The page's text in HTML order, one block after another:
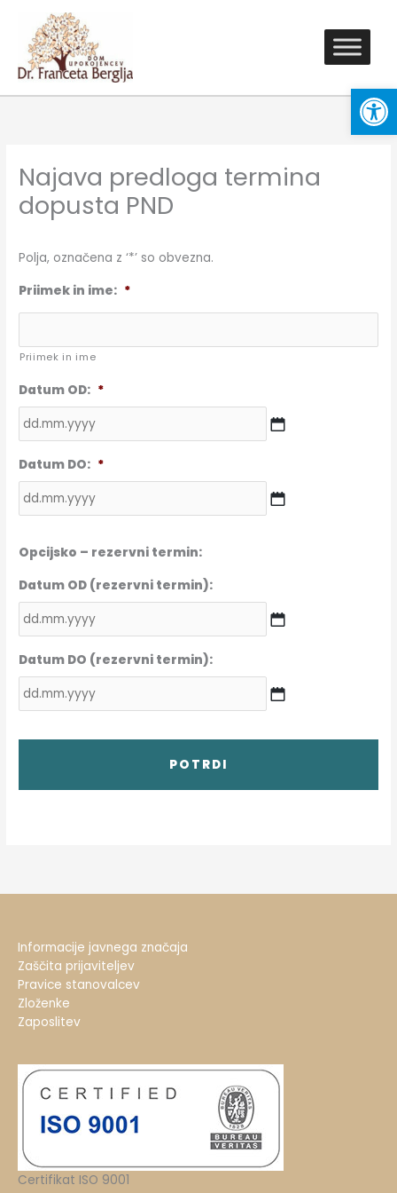
content
Najava predloga termina
dopusta PND
Polja, označena z ‘*’ so obvezna.
Priimek in ime: *
Priimek in ime
Datum OD: *
dot
MM
dot
Datum DO: *
MM
dot
YYYY
Opcijsko – rezervni termin:
Datum OD (rezervni termin):
dot
MM
dot
Datum DO (rezervni termin):
dot
YYYY
Informacije javnega značaja
Zaščita prijaviteljev
Pravice stanovalcev
Zloženke
Zaposlitev
Certifikat ISO 9001